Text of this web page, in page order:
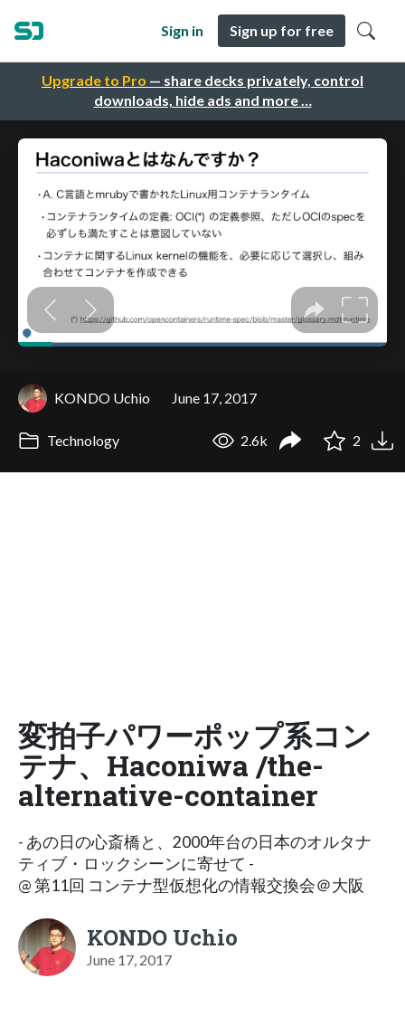
Upgrade to Pro — share decks privately, control
downloads, hide ads and more …
Sign in Sign up for free
KONDO Uchio June 17, 2017
Technology 2.6k 2
変拍子パワーポップ系コン
テナ、Haconiwa /the-
alternative-container
- あの日の心斎橋と、2000年台の日本のオルタナ
ティブ・ロックシーンに寄せて -
@ 第11回 コンテナ型仮想化の情報交換会＠大阪
KONDO Uchio
June 17, 2017